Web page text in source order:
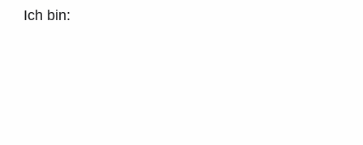
Ich bin: